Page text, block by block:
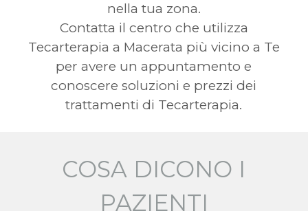
nella tua zona.
Contatta il centro che utilizza
Tecarterapia a Macerata più vicino a Te
per avere un appuntamento e
conoscere soluzioni e prezzi dei
trattamenti di Tecarterapia.
COSA DICONO I
PAZIENTI